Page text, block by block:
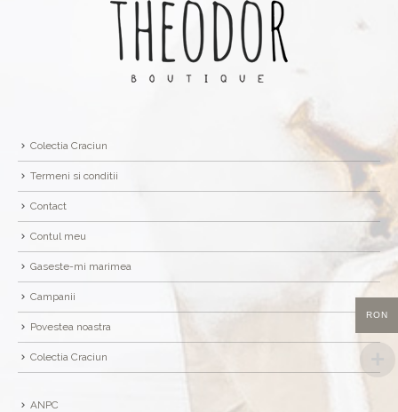
Colectia Craciun
Termeni si conditii
Contact
Contul meu
Gaseste-mi marimea
Campanii
Povestea noastra
Colectia Craciun
ANPC
RON